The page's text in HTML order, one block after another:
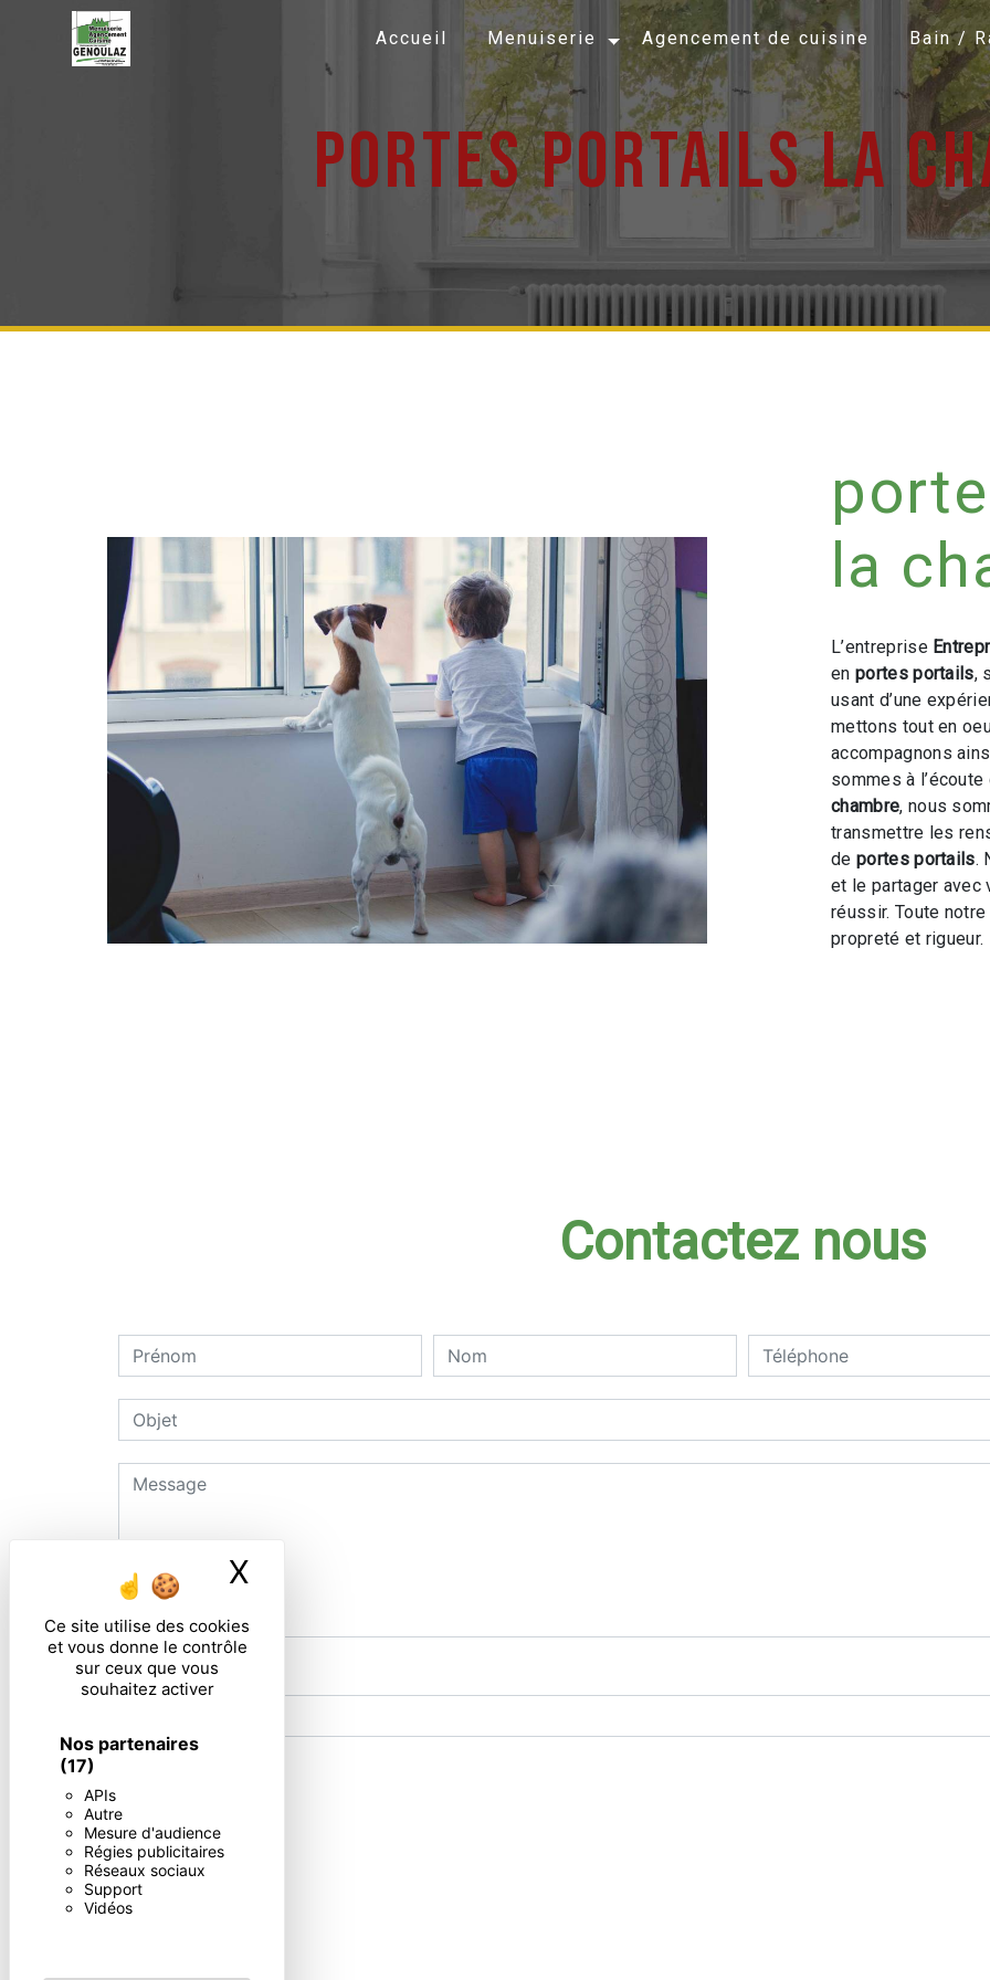
Panneau de gestion des cookies
Ce site utilise des cookies
et vous donne le contrôle
sur ceux que vous
souhaitez activer
Nos partenaires
(17)
APIs
Autre
Mesure d'audience
Régies publicitaires
Réseaux sociaux
Support
Vidéos
X
Accueil Menuiserie Agencement de cuisine Bain /
portes portails la
la
L’entreprise
en portes portails,
usant d’une
mettons tout en
accompagnons
sommes à
chambre, nous
transmettre les
de portes portails.
et le partager avec
réussir. Toute
propreté et rigueur.
Contactez nous
Combien font trois plus sept
** Les données personnelles communiquées sont nécessaires aux fins de vous contacter et sont enregistrées dans un fichier informatisé. Elles
répondre à votre message. Les données collectées seront communiquées aux seuls destinataires suivants: . Vous disposez de droits d’accès, de